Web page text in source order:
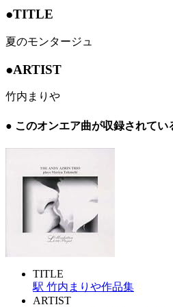
●TITLE
夏のモンタージュ
●ARTIST
竹内まりや
● このオンエア曲が収録されて
TITLE
駅 竹内まりや作品集
ARTIST